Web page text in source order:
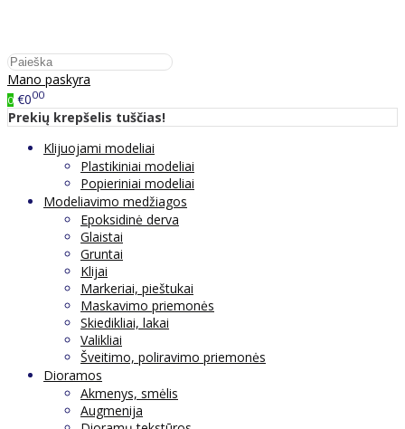
Mano paskyra
0 €000
Prekių krepšelis tuščias!
Klijuojami modeliai
Plastikiniai modeliai
Popieriniai modeliai
Modeliavimo medžiagos
Epoksidinė derva
Glaistai
Gruntai
Klijai
Markeriai, pieštukai
Maskavimo priemonės
Skiedikliai, lakai
Valikliai
Šveitimo, poliravimo priemonės
Dioramos
Akmenys, smėlis
Augmenija